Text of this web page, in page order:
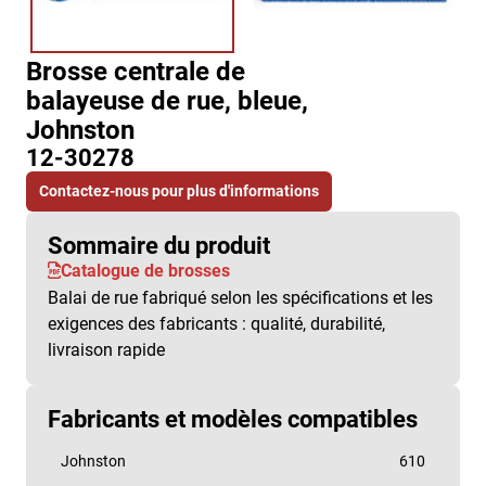
Brosse centrale de
balayeuse de rue, bleue,
Johnston
12-30278
Contactez-nous pour plus d'informations
Sommaire du produit
Catalogue de brosses
Balai de rue fabriqué selon les spécifications et les
exigences des fabricants : qualité, durabilité,
livraison rapide
Fabricants et modèles compatibles
Johnston 610